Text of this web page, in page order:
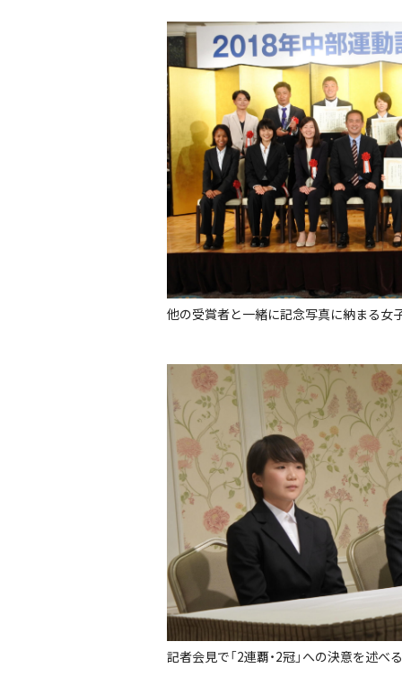
他の受賞者と一緒に記念写真に納まる女
記者会見で「2連覇・2冠」への決意を述べ